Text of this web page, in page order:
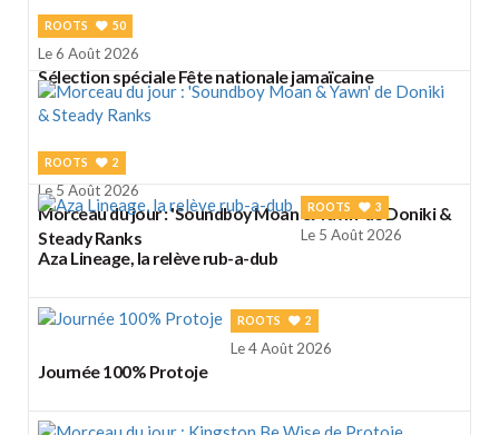
ROOTS 50
Le 6 Août 2026
Sélection spéciale Fête nationale jamaïcaine
ROOTS 2
Le 5 Août 2026
Morceau du jour : 'Soundboy Moan & Yawn' de Doniki &
Steady Ranks
ROOTS 3
Le 5 Août 2026
Aza Lineage, la relève rub-a-dub
ROOTS 2
Le 4 Août 2026
Journée 100% Protoje